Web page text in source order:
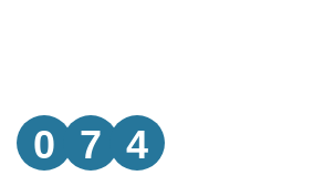
0 7 4